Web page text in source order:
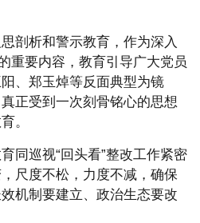
剖析和警示教育，作为深入
重要内容，教育引导广大党员
、郑玉焯等反面典型为镜
正受到一次刻骨铭心的思想
。
同巡视“回头看”整改工作紧密
尺度不松，力度不减，确保
机制要建立、政治生态要改